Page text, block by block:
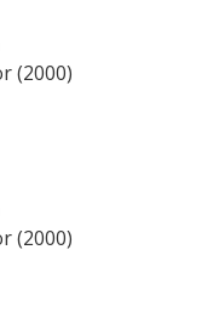
(2000)
(2000)